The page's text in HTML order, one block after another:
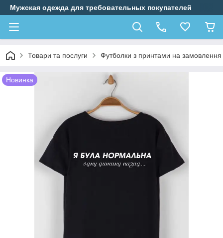
Мужская одежда для требовательных покупателей
Товари та послуги Футболки з принтами на замовлення
Новинка